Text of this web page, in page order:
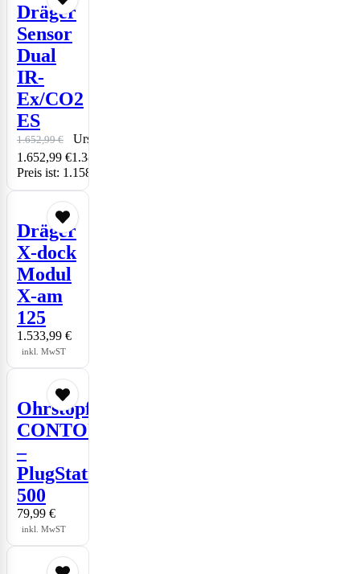
Dräger
Sensor
Dual
IR-
Ex/CO2
ES
1.652,99€
Ursprünglicher Preis war:
1.652,99 €1.389,07 €
Preis ist: 1.158,61 €973,62 €.
Dräger
X-dock
Modul
X-am
125
1.533,99 €
inkl. MwST
Ohrstopfen
CONTOURS
–
PlugStation
500
79,99 €
inkl. MwST